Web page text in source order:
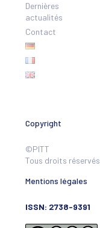
Dernières
actualités
Contact
Copyright
©PITT
Tous droits réservés
Mentions légales
ISSN: 2738-9391